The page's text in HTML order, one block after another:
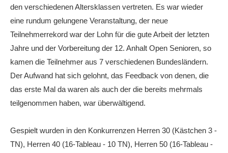
Die Fotos
MANNSCHAFTEN
Punktspiele
Punktspiele Wintersaison 2025/2026
Erwachsene
TRAINING
Trainingszeiten
den verschiedenen Altersklassen vertreten. Es war wieder
eine rundum gelungene Veranstaltung, der neue
Teilnehmerrekord war der Lohn für die gute Arbeit der letzten
Jahre und der Vorbereitung der 12. Anhalt Open Senioren, so
kamen die Teilnehmer aus 7 verschiedenen Bundesländern.
Der Aufwand hat sich gelohnt, das Feedback von denen, die
das erste Mal da waren als auch der die bereits mehrmals
teilgenommen haben, war überwältigend.
Gespielt wurden in den Konkurrenzen Herren 30 (Kästchen 3 -
TN), Herren 40 (16-Tableau - 10 TN), Herren 50 (16-Tableau -